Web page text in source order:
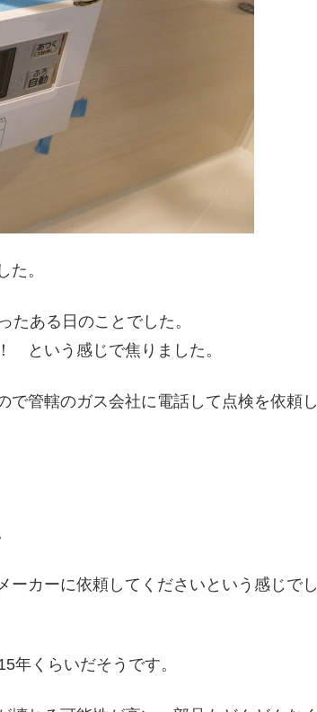
。
たある日のことでした。
という感じで焦りました。
で管轄のガス会社に電話して点検を依頼し
ーカーに依頼してくださいという感じでし
年くらいだそうです。